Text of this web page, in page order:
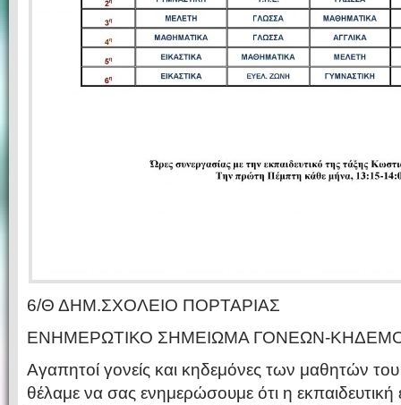
6/Θ ΔΗΜ.ΣΧΟΛΕΙΟ ΠΟΡΤΑΡΙΑΣ
ΕΝΗΜΕΡΩΤΙΚΟ ΣΗΜΕΙΩΜΑ ΓΟΝΕΩΝ-
Αγαπητοί γονείς και κηδεμόνες των μαθητών
θέλαμε να σας ενημερώσουμε ότι η